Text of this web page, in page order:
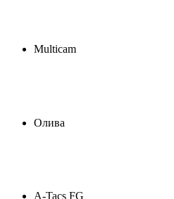
Multicam
Олива
A-Tacs FG